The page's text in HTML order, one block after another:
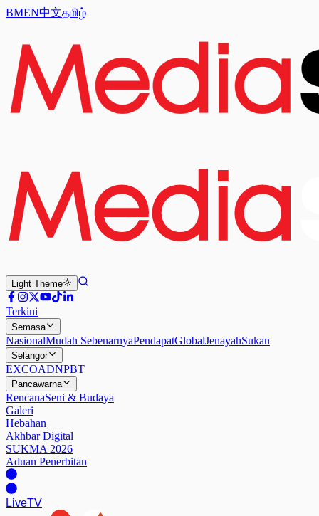
BMEN中文தமிழ்
Light Theme
Terkini
Semasa
NasionalMudah SebenarnyaPendapatGlobalJenayahSukan
Selangor
EXCOADNPBT
Pancawarna
RencanaSeni & Budaya
Galeri
Hebahan
Akhbar Digital
SUKMA 2026
Aduan Penerbitan
LiveTV